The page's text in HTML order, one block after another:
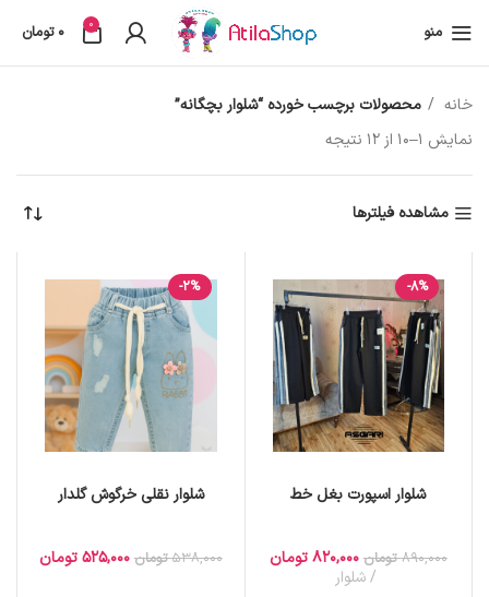
منو 0
0 تومان
خانه
محصولات برچسب خورده “شلوار بچگانه”
نمایش 1–10 از 12 نتیجه
مشاهده فیلترها
-8%
شلوار اسپورت بغل خط
890,000 تومان 820,000 تومان
شلوار
-2%
شلوار نقلی خرگوش گلدار
538,000 تومان 525,000 تومان